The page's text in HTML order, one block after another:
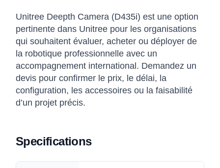
Unitree Deepth Camera (D435i) est une option
pertinente dans Unitree pour les organisations
qui souhaitent évaluer, acheter ou déployer de
la robotique professionnelle avec un
accompagnement international. Demandez un
devis pour confirmer le prix, le délai, la
configuration, les accessoires ou la faisabilité
d’un projet précis.
Specifications